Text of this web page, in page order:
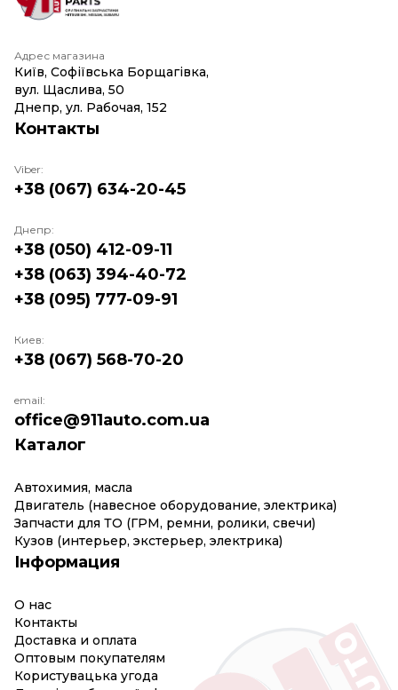
Адрес магазина
Київ, Софіївська Борщагівка,
вул. Щаслива, 50
Днепр, ул. Рабочая, 152
Каталог
Автохимия, масла
Двигатель (навесное оборудование, электрика)
Запчасти для ТО (ГРМ, ремни, ролики, свечи)
Кузов (интерьер, экстерьер, электрика)
Інформация
О нас
Контакты
Доставка и оплата
Оптовым покупателям
Користувацька угода
Контакты
Viber:
+38 (067) 634-20-45
Днепр:
+38 (050) 412-09-11
+38 (063) 394-40-72
+38 (095) 777-09-91
Киев:
+38 (067) 568-70-20
email:
office@911auto.com.ua